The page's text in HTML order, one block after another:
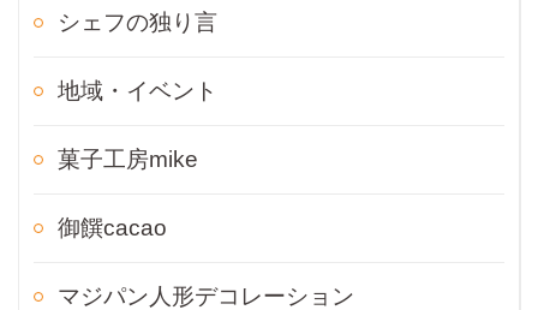
シェフの独り言
地域・イベント
菓子工房mike
御饌cacao
マジパン人形デコレーション